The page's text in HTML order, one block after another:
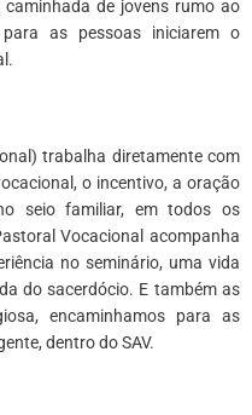
de jovens rumo ao
as pessoas iniciarem o
trabalha diretamente com
o incentivo, a oração
seio familiar, em todos os
Vocacional acompanha
no seminário, uma vida
do sacerdócio. E também as
encaminhamos para as
dentro do SAV.